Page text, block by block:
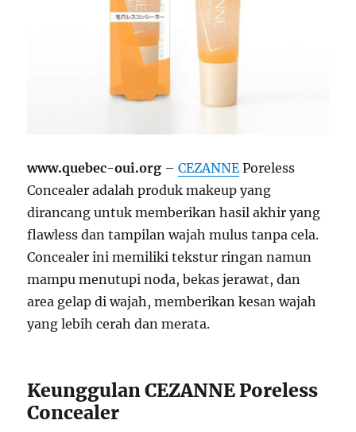
www.quebec-oui.org –CEZANNE Poreless
Concealer adalah produk makeup yang
dirancang untuk memberikan hasil akhir yang
flawless dan tampilan wajah mulus tanpa cela.
Concealer ini memiliki tekstur ringan namun
mampu menutupi noda, bekas jerawat, dan
area gelap di wajah, memberikan kesan wajah
yang lebih cerah dan merata.
Keunggulan CEZANNE Poreless
Concealer